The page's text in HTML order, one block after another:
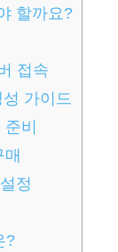
할까요?
접속
가이드
비
정
?